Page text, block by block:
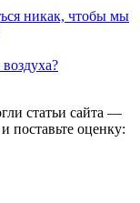
никак, чтобы мы
статьи сайта —
поставьте оценку: